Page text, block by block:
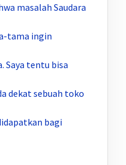
masalah Saudara
tama ingin
Saya tentu bisa
dekat sebuah toko
bagi